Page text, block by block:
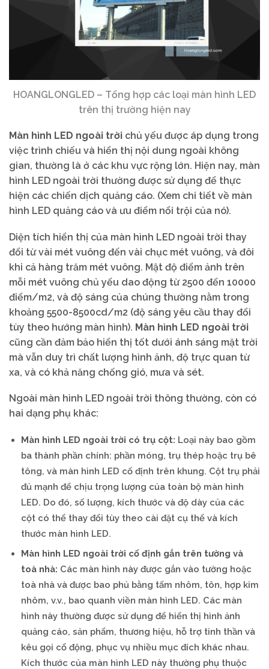
HOANGLONGLED – Tổng hợp các loại màn hình LED
trên thị trường hiện nay
Màn hình LED ngoài trời chủ yếu được áp dụng trong
việc trình chiếu và hiển thị nội dung ngoài không
gian, thường là ở các khu vực rộng lớn. Hiện nay, màn
hình LED ngoài trời thường được sử dụng để thực
hiện các chiến dịch quảng cáo. (Xem chi tiết về màn
hình LED quảng cáo và ưu điểm nổi trội của nó).
Diện tích hiển thị của màn hình LED ngoài trời thay
đổi từ vài mét vuông đến vài chục mét vuông, và đôi
khi cả hàng trăm mét vuông. Mật độ điểm ảnh trên
mỗi mét vuông chủ yếu dao động từ 2500 đến 10000
điểm/m2, và độ sáng của chúng thường nằm trong
khoảng 5500-8500cd/m2 (độ sáng yêu cầu thay đổi
tùy theo hướng màn hình). Màn hình LED ngoài trời
cũng cần đảm bảo hiển thị tốt dưới ánh sáng mặt trời
mà vẫn duy trì chất lượng hình ảnh, độ trực quan từ
xa, và có khả năng chống gió, mưa và sét.
Ngoài màn hình LED ngoài trời thông thường, còn có
hai dạng phụ khác:
Màn hình LED ngoài trời có trụ cột: Loại này bao gồm
ba thành phần chính: phần móng, trụ thép hoặc trụ bê
tông, và màn hình LED cố định trên khung. Cột trụ phải
đủ mạnh để chịu trọng lượng của toàn bộ màn hình
LED. Do đó, số lượng, kích thước và độ dày của các
cột có thể thay đổi tùy theo cài đặt cụ thể và kích
thước màn hình LED.
Màn hình LED ngoài trời cố định gắn trên tường và
toà nhà: Các màn hình này được gắn vào tường hoặc
toà nhà và được bao phủ bằng tấm nhôm, tôn, hợp kim
nhôm, v.v., bao quanh viền màn hình LED. Các màn
hình này thường được sử dụng để hiển thị hình ảnh
quảng cáo, sản phẩm, thương hiệu, hỗ trợ tinh thần và
kêu gọi cổ động, phục vụ nhiều mục đích khác nhau.
Kích thước của màn hình LED này thường phụ thuộc